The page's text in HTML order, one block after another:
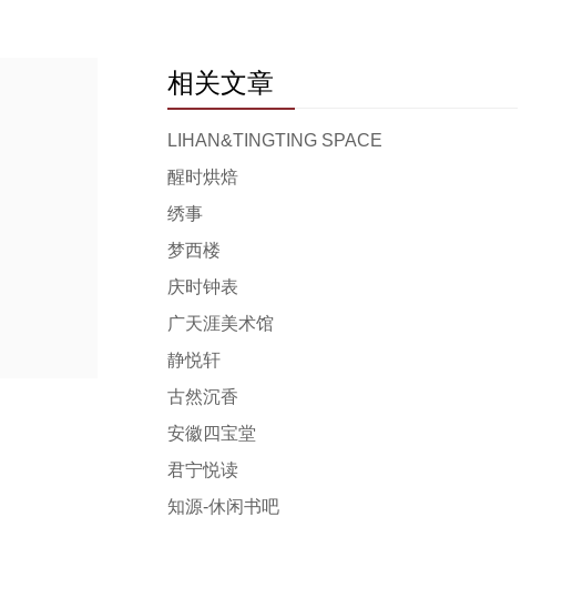
相关文章
LIHAN&TINGTING SPACE
醒时烘焙
绣事
梦西楼
庆时钟表
广天涯美术馆
静悦轩
古然沉香
安徽四宝堂
君宁悦读
知源-休闲书吧